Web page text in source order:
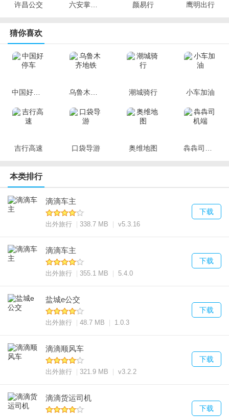
许昌公交 颜易行 鹰明出行
猜你喜欢
潮城骑行 小车加油
吉行高速 口袋导游 奥维地图
本类排行
滴滴车主
出外旅行 338.7 MB v5.3.16
下载
滴滴车主
出外旅行 355.1 MB 5.4.0
下载
盐城e公交
出外旅行 48.7 MB 1.0.3
下载
滴滴顺风车
出外旅行 321.9 MB v3.2.2
下载
滴滴货运司机
下载